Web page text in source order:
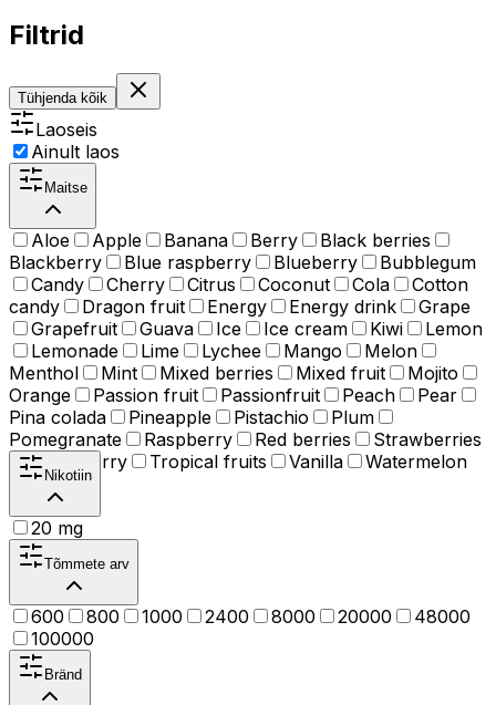
Filtrid
Tühjenda kõik
Laoseis
Ainult laos
Maitse
Aloe Apple Banana Berry
Black berries
Blackberry
Blue raspberry Blueberry
Bubblegum
Candy
Cherry Citrus Coconut Cola
Cotton
candy
Dragon fruit Energy Energy drink
Grape
Grapefruit
Guava Ice Ice cream Kiwi
Lemon
Lemonade
Lime Lychee Mango
Melon
Menthol
Mint Mixed berries Mixed fruit
Mojito
Orange
Passion fruit Passionfruit Peach
Pear
Pina colada
Pineapple Pistachio
Plum
Pomegranate
Raspberry Red berries
Strawberries
Strawberry
Tropical fruits Vanilla Watermelon
Nikotiin
20 mg
Tõmmete arv
600 800 1000 2400 8000 20000
48000
100000
Bränd